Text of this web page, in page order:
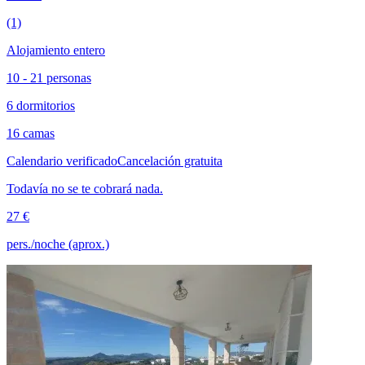
(1)
Alojamiento entero
10 - 21 personas
6 dormitorios
16 camas
Calendario verificadoCancelación gratuita
Todavía no se te cobrará nada.
27 €
pers./noche (aprox.)